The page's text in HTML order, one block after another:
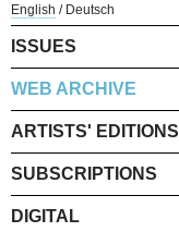
English / Deutsch
ISSUES
WEB ARCHIVE
ARTISTS' EDITIONS
SUBSCRIPTIONS
DIGITAL